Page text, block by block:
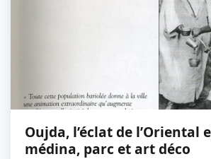
Oujda, l’éclat de l’Oriental
médina, parc et art déco